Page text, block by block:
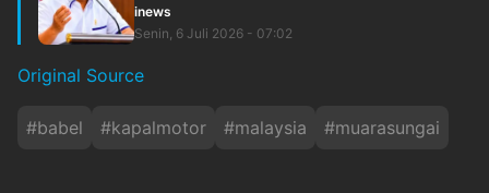
inews
Senin, 6 Juli 2026 - 07:02
Original Source
#babel #kapalmotor #malaysia #muarasungai